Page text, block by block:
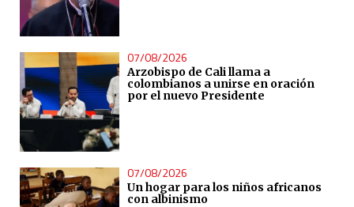
07/08/2026
Arzobispo de Cali llama a
colombianos a unirse en oración
por el nuevo Presidente
07/08/2026
Un hogar para los niños africanos
con albinismo